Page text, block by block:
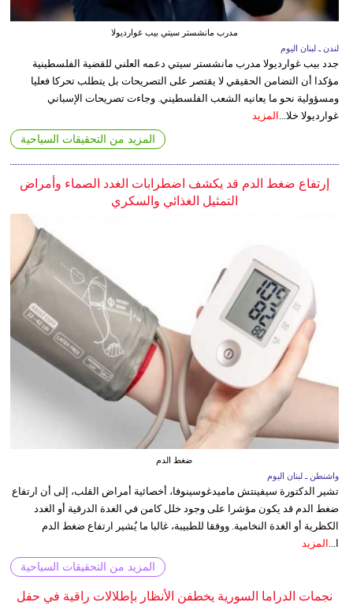
مدرب مانشستر سيتي بيب غوارديولا
لندن ـ لبنان اليوم
جدد بيب غوارديولا مدرب مانشستر سيتي دعمه العلني للقضية الفلسطينية
مؤكدا أن التضامن الحقيقي لا يقتصر على التصريحات بل يتطلب تحركا فعليا
ومسؤولية نحو ما يعانيه الشعب الفلسطيني. وجاءت تصريحات الإسباني
غوارديولا خلا...
المزيد
المزيد من التحقيقات السياحية
إرتفاع ضغط الدم قد يكشف اضطرابات الغدد الصماء وأمراض
التمثيل الغذائي والسكري
ضغط الدم
واشنطن ـ لبنان اليوم
تشير الدكتورة سيفينتش ماميدغوسينوفا، أخصائية أمراض القلب، إلى أن ارتفاع
ضغط الدم قد يكون مؤشرا على وجود خلل كامن في الغدة الدرقية أو الغدد
الكظرية أو الغدة النخامية. ووفقا للطبيبة، غالبا ما يُشير ارتفاع ضغط الدم
ا... المزيد
المزيد من التحقيقات السياحية
نجمات الدراما السورية يخطفن الأنظار بإطلالات راقية في حفل